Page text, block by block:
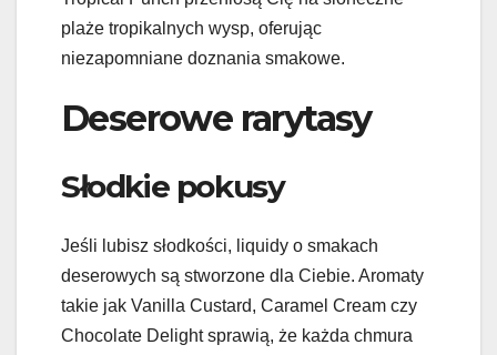
plaże tropikalnych wysp, oferując
niezapomniane doznania smakowe.
Deserowe rarytasy
Słodkie pokusy
Jeśli lubisz słodkości, liquidy o smakach
deserowych są stworzone dla Ciebie. Aromaty
takie jak Vanilla Custard, Caramel Cream czy
Chocolate Delight sprawią, że każda chmura